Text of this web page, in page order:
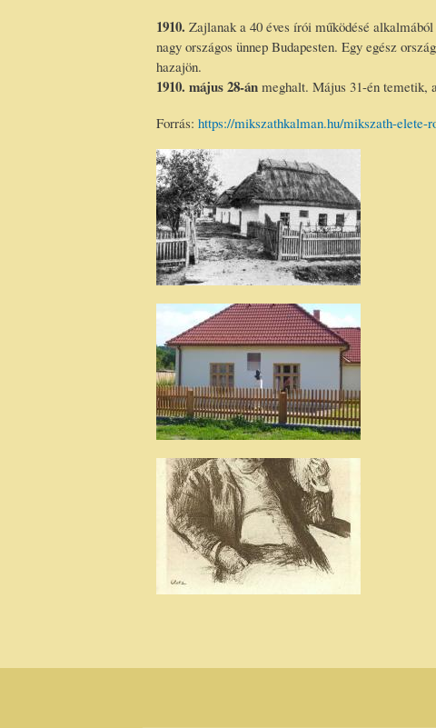
1910. Zajlanak a 40 éves írói működésé
nagy országos ünnep Budapesten. Egy egész
hazajön.
1910. május 28-án meghalt. Május 31-én temetik,
Forrás: https://mikszathkalman.hu/mikszath-elete-